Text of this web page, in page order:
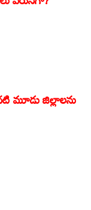
మూడు జిల్లాలను